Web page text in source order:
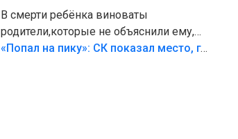
В смерти ребёнка виноваты
родители,которые не объяснили ему,
что такое хорошо и что такое плохо!
«Попал на пику»: СК показал место, где был смертельно травмирован ребенок в Тольятти